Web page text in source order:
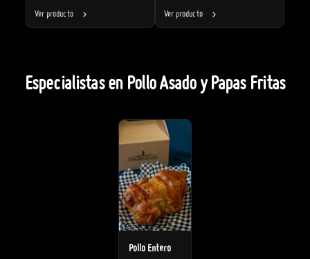
Ver producto Ver producto
Especialistas en Pollo Asado y Papas Fritas
Pollo Entero